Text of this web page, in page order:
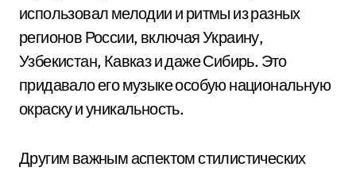
использовал мелодии и ритмы из разных
регионов России, включая Украину,
Узбекистан, Кавказ и даже Сибирь. Это
придавало его музыке особую национальную
окраску и уникальность.
Другим важным аспектом стилистических